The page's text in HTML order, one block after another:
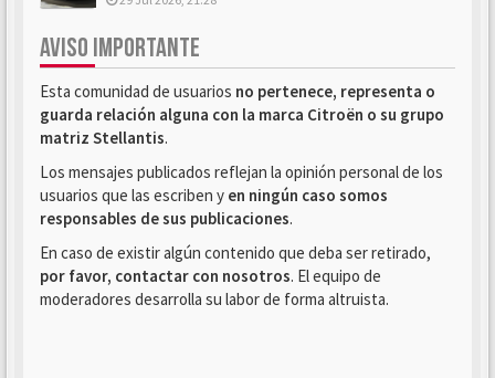
AVISO IMPORTANTE
Esta comunidad de usuarios no pertenece, representa o
guarda relación alguna con la marca Citroën o su grupo
matriz Stellantis.
Los mensajes publicados reflejan la opinión personal de los
usuarios que las escriben y en ningún caso somos
responsables de sus publicaciones.
En caso de existir algún contenido que deba ser retirado,
por favor, contactar con nosotros. El equipo de
moderadores desarrolla su labor de forma altruista.